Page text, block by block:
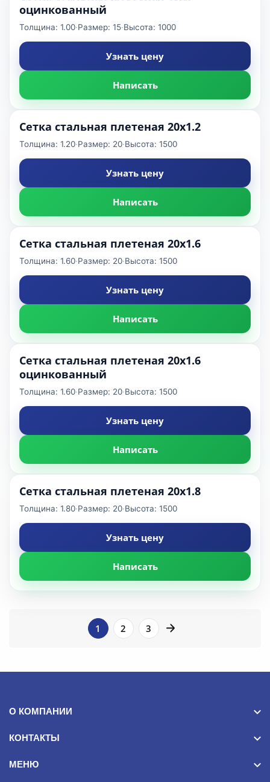
оцинкованный
Толщина: 1.00·Размер: 15·Высота: 1000
Узнать цену
Написать
Сетка стальная плетеная 20x1.2
Толщина: 1.20·Размер: 20·Высота: 1500
Узнать цену
Написать
Сетка стальная плетеная 20x1.6
Толщина: 1.60·Размер: 20·Высота: 1500
Узнать цену
Написать
Сетка стальная плетеная 20x1.6
оцинкованный
Толщина: 1.60·Размер: 20·Высота: 1500
Узнать цену
Написать
Сетка стальная плетеная 20x1.8
Толщина: 1.80·Размер: 20·Высота: 1500
Узнать цену
Написать
1 2 3
О КОМПАНИИ
КОНТАКТЫ
МЕНЮ